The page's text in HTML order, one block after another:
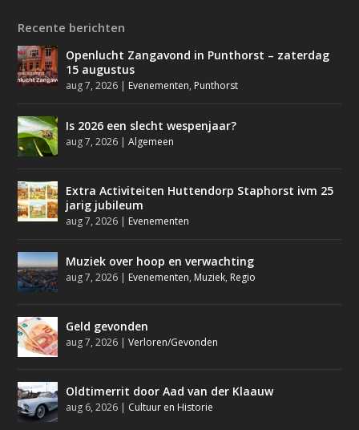
Recente berichten
Openlucht Zangavond in Punthorst – zaterdag
15 augustus
aug 7, 2026 | Evenementen, Punthorst
Is 2026 een slecht wespenjaar?
aug 7, 2026 |Algemeen
Extra Activiteiten Huttendorp Staphorst ivm 25
jarig jubileum
aug 7, 2026 | Evenementen
Muziek over hoop en verwachting
aug 7, 2026 | Evenementen, Muziek, Regio
Geld gevonden
aug 7, 2026 |Verloren/Gevonden
Oldtimerrit door Aad van der Klaauw
aug 6, 2026 | Cultuur en Historie